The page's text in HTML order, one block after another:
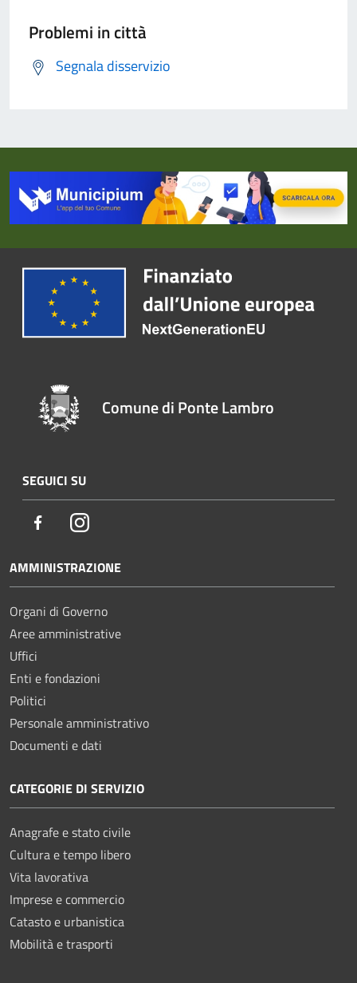
Problemi in città
Segnala disservizio
Comune di Ponte Lambro
SEGUICI SU
FacebookInstagram
AMMINISTRAZIONE
Organi di Governo
Aree amministrative
Uffici
Enti e fondazioni
Politici
Personale amministrativo
Documenti e dati
CATEGORIE DI SERVIZIO
Anagrafe e stato civile
Cultura e tempo libero
Vita lavorativa
Imprese e commercio
Catasto e urbanistica
Mobilità e trasporti